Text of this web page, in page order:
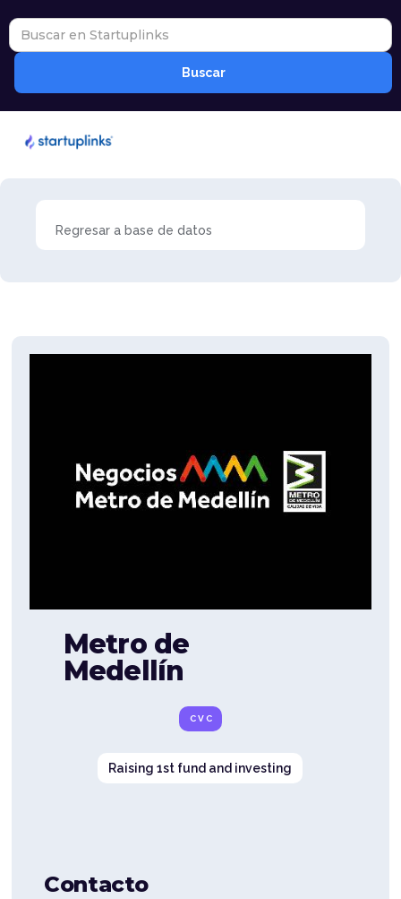
Regresar a base de datos
Metro de
Medellín
CVC
Raising 1st fund and investing
Contacto